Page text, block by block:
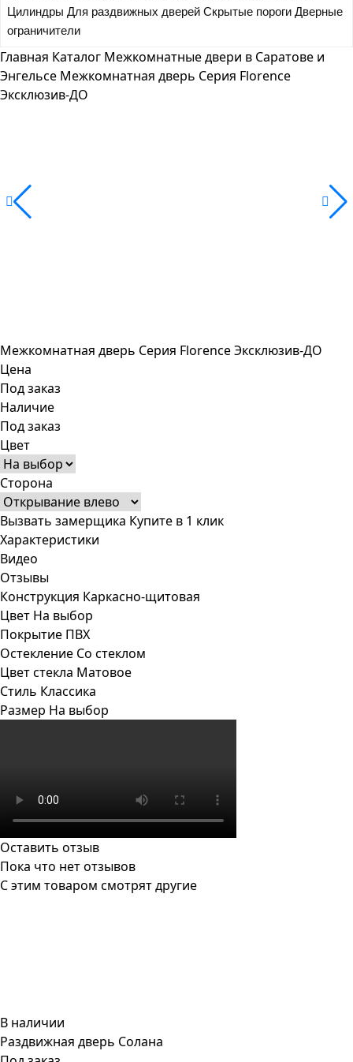
Цилиндры Для раздвижных дверей Скрытые пороги Дверные
ограничители
Главная Каталог Межкомнатные двери в Саратове и
Энгельсе Межкомнатная дверь Серия Florence
Эксклюзив-ДО
Межкомнатная дверь Серия Florence Эксклюзив-ДО
Цена
Под заказ
Наличие
Под заказ
Цвет
Сторона
Вызвать замерщика Купите в 1 клик
Характеристики
Видео
Отзывы
Конструкция Каркасно-щитовая
Цвет На выбор
Покрытие ПВХ
Остекление Со стеклом
Цвет стекла Матовое
Стиль Классика
Размер На выбор
Оставить отзыв
Пока что нет отзывов
С этим товаром смотрят другие
В наличии
Раздвижная дверь Солана